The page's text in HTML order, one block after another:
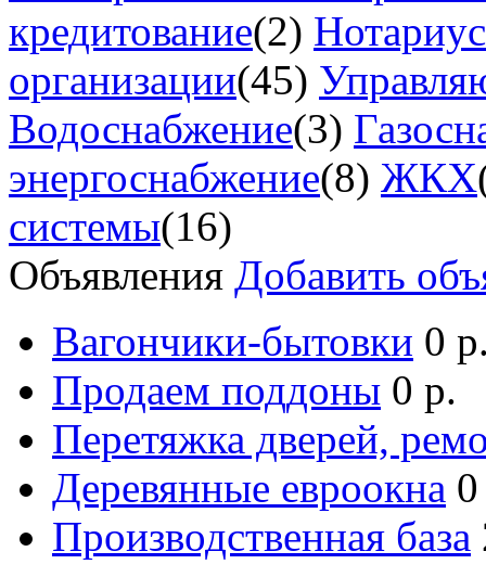
кредитование(2)
организации(45)
Водоснабжение(3)
энергоснабжение(8) ЖКХ
системы(16)
Объявления Добавить
Вагончики-бытовки 0
Продаем поддоны 0 р.
Перетяжка дверей,
Деревянные евроокна
Производственная база